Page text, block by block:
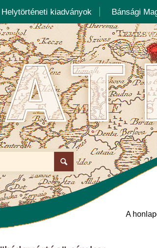
Helytörténeti kiadványok Bánsági
A